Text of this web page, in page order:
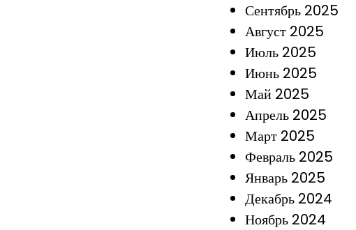
Сентябрь 2025
Август 2025
Июль 2025
Июнь 2025
Май 2025
Апрель 2025
Март 2025
Февраль 2025
Январь 2025
Декабрь 2024
Ноябрь 2024